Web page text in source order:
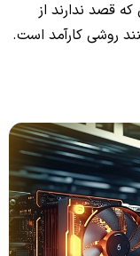
که قصد ندارند از
روشی کارآمد است.